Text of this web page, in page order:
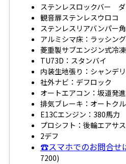
ステンレスロックバー
観音扉ステンレスウロコ
ステンレスリアバンパー
アルミシマ床：ラッシン
菱重製サブエンジン式冷
TU73D：スタンバイ
内装生地張り：シャンデ
社外ナビ：デフロック
オートエアコン：坂道発
排気ブレーキ：オートク
E13Cエンジン：380馬力
プロシフト：後輪エアサス
2デフ
☎スマホでのお問合せ
7200)